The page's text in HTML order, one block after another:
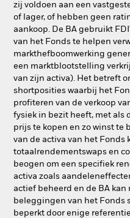
zij voldoen aan een
of lager, of hebben geen
aankoop. De BA gebruikt
van het Fonds te helpen
markthefboomwerking
een marktblootstelling
van zijn activa). Het betreft
shortposities waarbij het
profiteren van de verkoop
fysiek in bezit heeft, met als
prijs te kopen en zo winst te
van de activa van het Fonds
totaalrendementswaps en
beogen om een specifiek
activa zoals
actief beheerd en de BA
beleggingen van het Fonds
beperkt door enige